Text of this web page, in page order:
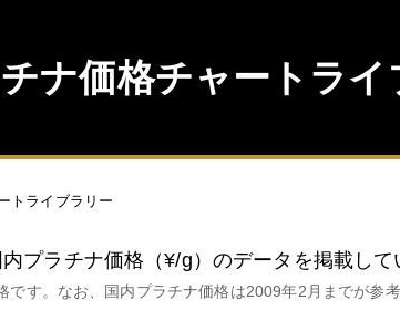
ナ価格チャートライ
トライブラリー
プラチナ価格（¥/g）のデータを掲載して
す。なお、国内プラチナ価格は2009年2月までが参